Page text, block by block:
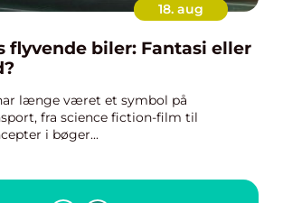
18. aug
flyvende biler: Fantasi eller
længe været et symbol på
fra science fiction-film til
i bøger...